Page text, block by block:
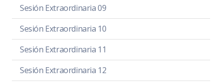
Sesión Extraordinaria 09
Sesión Extraordinaria 10
Sesión Extraordinaria 11
Sesión Extraordinaria 12